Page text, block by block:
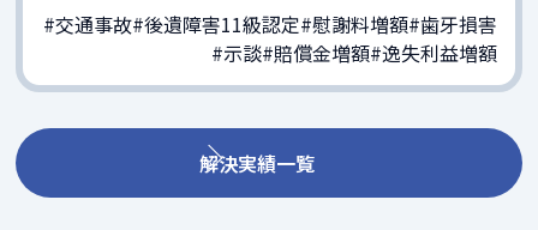
#交通事故#後遺障害11級認定#慰謝料増額#歯牙損害
#示談#賠償金増額#逸失利益増額
解決実績一覧